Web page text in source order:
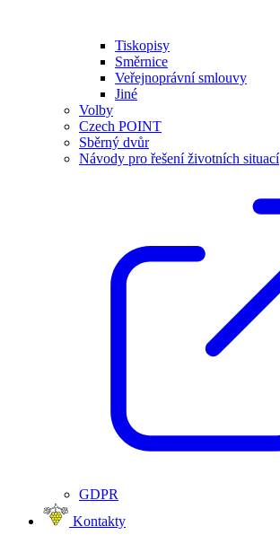
Tiskopisy
Směrnice
Veřejnoprávní smlouvy
Jiné
Volby
Czech POINT
Sběrný dvůr
Návody pro řešení životních situací
GDPR
Kontakty